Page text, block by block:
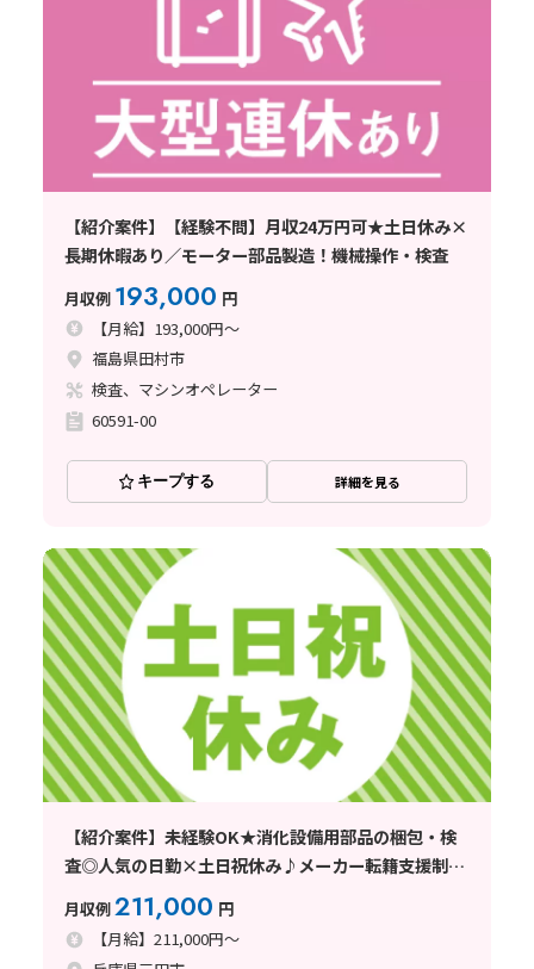
【紹介案件】【経験不問】月収24万円可★土日休み×
長期休暇あり／モーター部品製造！機械操作・検査
月収例 193,000 円
【月給】193,000円～
福島県田村市
検査、マシンオペレーター
60591-00
キープする 詳細を見る
【紹介案件】未経験OK★消化設備用部品の梱包・検
査◎人気の日勤×土日祝休み♪メーカー転籍支援制度
月収例211,000 円
【月給】211,000円～